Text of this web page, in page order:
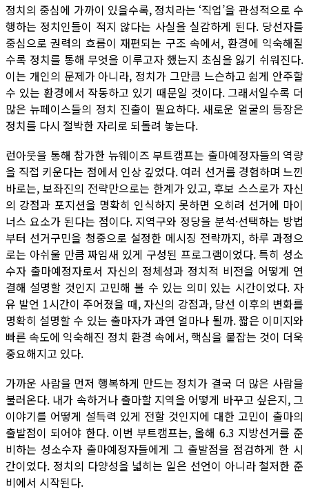
정치의 중심에 가까이 있을수록, 정치라는 ‘직업’을 관성적으로 수
행하는 정치인들이 적지 않다는 사실을 실감하게 된다. 당선자를
중심으로 권력의 흐름이 재편되는 구조 속에서, 환경에 익숙해질
수록 정치를 통해 무엇을 이루고자 했는지 초심을 잃기 쉬워진다.
이는 개인의 문제가 아니라, 정치가 그만큼 느슨하고 쉽게 안주할
수 있는 환경에서 작동하고 있기 때문일 것이다. 그래서일수록 더
많은 뉴페이스들의 정치 진출이 필요하다. 새로운 얼굴의 등장은
정치를 다시 절박한 자리로 되돌려 놓는다.
런아웃을 통해 참가한 뉴웨이즈 부트캠프는 출마예정자들의 역량
을 직접 키운다는 점에서 인상 깊었다. 여러 선거를 경험하며 느낀
바로는, 보좌진의 전략만으로는 한계가 있고, 후보 스스로가 자신
의 강점과 포지션을 명확히 인식하지 못하면 오히려 선거에 마이
너스 요소가 된다는 점이다. 지역구와 정당을 분석·선택하는 방법
부터 선거구민을 청중으로 설정한 메시징 전략까지, 하루 과정으
로는 아쉬울 만큼 짜임새 있게 구성된 프로그램이었다. 특히 성소
수자 출마예정자로서 자신의 정체성과 정치적 비전을 어떻게 연
결해 설명할 것인지 고민해 볼 수 있는 의미 있는 시간이었다. 자
유 발언 1시간이 주어졌을 때, 자신의 강점과, 당선 이후의 변화를
명확히 설명할 수 있는 출마자가 과연 얼마나 될까. 짧은 이미지와
빠른 속도에 익숙해진 정치 환경 속에서, 핵심을 붙잡는 것이 더욱
중요해지고 있다.
가까운 사람을 먼저 행복하게 만드는 정치가 결국 더 많은 사람을
불러온다. 내가 속하거나 출마할 지역을 어떻게 바꾸고 싶은지, 그
이야기를 어떻게 설득력 있게 전할 것인지에 대한 고민이 출마의
출발점이 되어야 한다. 이번 부트캠프는, 올해 6.3 지방선거를 준
비하는 성소수자 출마예정자들에게 그 출발점을 점검하게 한 시
간이었다. 정치의 다양성을 넓히는 일은 선언이 아니라 철저한 준
비에서 시작된다.